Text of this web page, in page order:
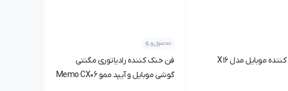
فن خنک کننده موبایل مدل X16
محصول ویژه
فن خنک کننده رادیاتوری مگنتی
گوشی موبایل و آیپد ممو Memo CX06